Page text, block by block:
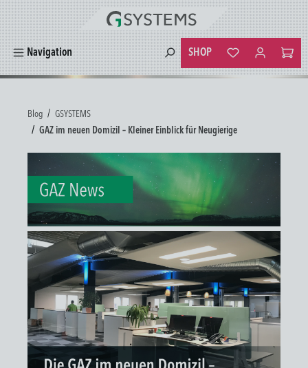
springen
Navigation SHOP
Du hast 0
Blog
GSYSTEMS
GAZ im neuen Domizil – Kleiner Einblick für Neugierige
Bildergalerie überspringen